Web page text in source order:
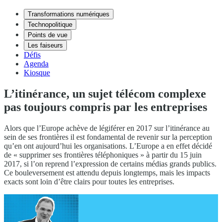
Transformations numériques
Technopolitique
Points de vue
Les faiseurs
Défis
Agenda
Kiosque
L’itinérance, un sujet télécom complexe
pas toujours compris par les entreprises
Alors que l’Europe achève de légiférer en 2017 sur l’itinérance au
sein de ses frontières il est fondamental de revenir sur la perception
qu’en ont aujourd’hui les organisations. L’Europe a en effet décidé
de « supprimer ses frontières téléphoniques » à partir du 15 juin
2017, si l’on reprend l’expression de certains médias grands publics.
Ce bouleversement est attendu depuis longtemps, mais les impacts
exacts sont loin d’être clairs pour toutes les entreprises.